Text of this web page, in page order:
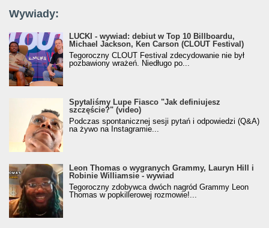
Wywiady:
LUCKI - wywiad: debiut w Top 10 Billboardu,
Michael Jackson, Ken Carson (CLOUT Festival)
Tegoroczny CLOUT Festival zdecydowanie nie był
pozbawiony wrażeń. Niedługo po...
Spytaliśmy Lupe Fiasco "Jak definiujesz
szczęście?" (video)
Podczas spontanicznej sesji pytań i odpowiedzi (Q&A)
na żywo na Instagramie...
Leon Thomas o wygranych Grammy, Lauryn Hill i
Robinie Williamsie - wywiad
Tegoroczny zdobywca dwóch nagród Grammy Leon
Thomas w popkillerowej rozmowie!...